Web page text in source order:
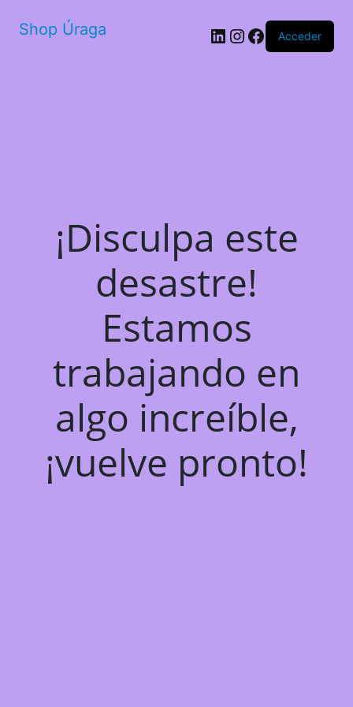
Shop Úraga LinkedIn
Instagram
Facebook
Acceder
¡Disculpa este
desastre!
Estamos
trabajando en
algo increíble,
¡vuelve pronto!